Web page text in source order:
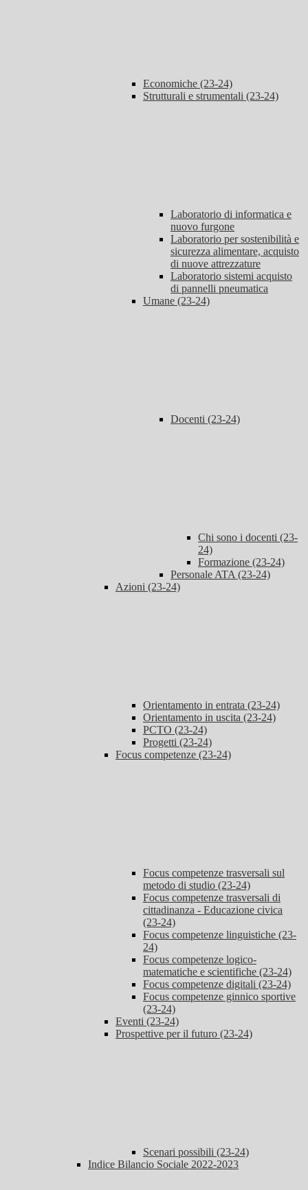
Economiche (23-24)
Strutturali e strumentali (23-24)
Laboratorio di informatica e
nuovo furgone
Laboratorio per sostenibilità e
sicurezza alimentare, acquisto
di nuove attrezzature
Laboratorio sistemi acquisto
di pannelli pneumatica
Umane (23-24)
Docenti (23-24)
Chi sono i docenti (23-
24)
Formazione (23-24)
Personale ATA (23-24)
Azioni (23-24)
Orientamento in entrata (23-24)
Orientamento in uscita (23-24)
PCTO (23-24)
Progetti (23-24)
Focus competenze (23-24)
Focus competenze trasversali sul
metodo di studio (23-24)
Focus competenze trasversali di
cittadinanza - Educazione civica
(23-24)
Focus competenze linguistiche (23-
24)
Focus competenze logico-
matematiche e scientifiche (23-24)
Focus competenze digitali (23-24)
Focus competenze ginnico sportive
(23-24)
Eventi (23-24)
Prospettive per il futuro (23-24)
Scenari possibili (23-24)
Indice Bilancio Sociale 2022-2023